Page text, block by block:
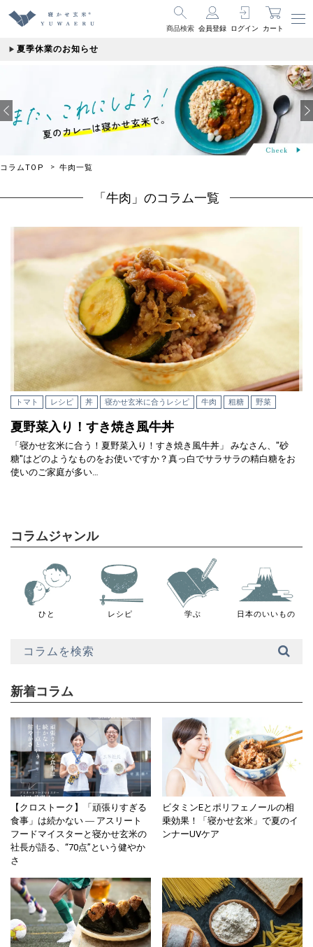
商品検索 会員登録 ログイン カート
夏季休業のお知らせ
コラムTOP 牛肉一覧
「牛肉」のコラム一覧
トマト レシピ 丼 寝かせ玄米に合うレシピ 牛肉 粗糖 野菜
夏野菜入り！すき焼き風牛丼
「寝かせ玄米に合う！夏野菜入り！すき焼き風牛丼」 みなさん、"砂
糖"はどのようなものをお使いですか？真っ白でサラサラの精白糖をお
使いのご家庭が多い…
コラムジャンル
ひと レシピ 学ぶ 日本のいいもの
新着コラム
【クロストーク】「頑張りすぎる
食事」は続かない ― アスリート
フードマイスターと寝かせ玄米の
社長が語る、“70点”という健やか
さ
ビタミンEとポリフェノールの相
乗効果！「寝かせ玄米」で夏のイ
ンナーUVケア